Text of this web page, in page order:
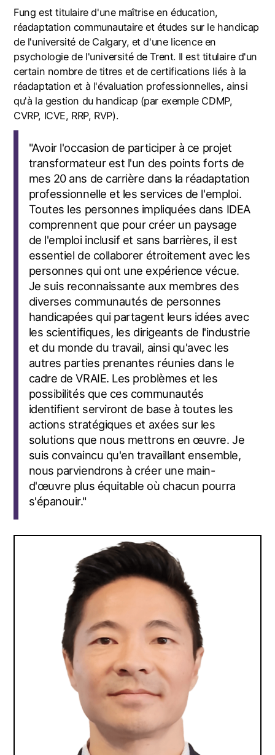
Fung est titulaire d'une maîtrise en éducation,
réadaptation communautaire et études sur le handicap
de l'université de Calgary, et d'une licence en
psychologie de l'université de Trent. Il est titulaire d'un
certain nombre de titres et de certifications liés à la
réadaptation et à l'évaluation professionnelles, ainsi
qu'à la gestion du handicap (par exemple CDMP,
CVRP, ICVE, RRP, RVP).
"Avoir l'occasion de participer à ce projet
transformateur est l'un des points forts de
mes 20 ans de carrière dans la réadaptation
professionnelle et les services de l'emploi.
Toutes les personnes impliquées dans IDEA
comprennent que pour créer un paysage
de l'emploi inclusif et sans barrières, il est
essentiel de collaborer étroitement avec les
personnes qui ont une expérience vécue.
Je suis reconnaissante aux membres des
diverses communautés de personnes
handicapées qui partagent leurs idées avec
les scientifiques, les dirigeants de l'industrie
et du monde du travail, ainsi qu'avec les
autres parties prenantes réunies dans le
cadre de VRAIE. Les problèmes et les
possibilités que ces communautés
identifient serviront de base à toutes les
actions stratégiques et axées sur les
solutions que nous mettrons en œuvre. Je
suis convaincu qu'en travaillant ensemble,
nous parviendrons à créer une main-
d'œuvre plus équitable où chacun pourra
s'épanouir."